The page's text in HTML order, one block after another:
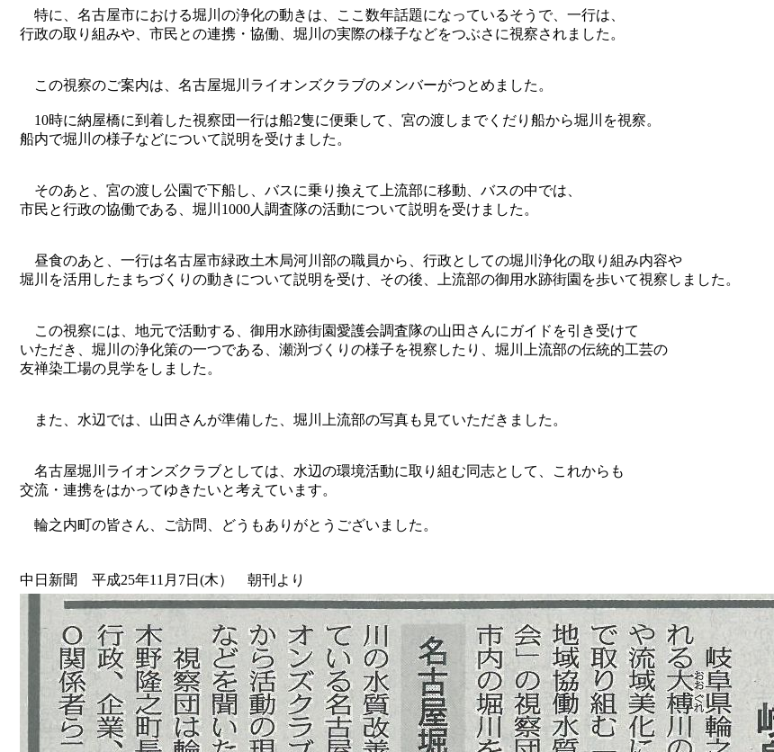
特に、名古屋市における堀川の浄化の動きは、ここ数年話題になっているそうで、一行は、
行政の取り組みや、市民との連携・協働、堀川の実際の様子などをつぶさに視察されました。
この視察のご案内は、名古屋堀川ライオンズクラブのメンバーがつとめました。
10時に納屋橋に到着した視察団一行は船2隻に便乗して、宮の渡しまでくだり船から堀川を視察。
船内で堀川の様子などについて説明を受けました。
そのあと、宮の渡し公園で下船し、バスに乗り換えて上流部に移動、バスの中では、
市民と行政の協働である、堀川1000人調査隊の活動について説明を受けました。
昼食のあと、一行は名古屋市緑政土木局河川部の職員から、行政としての堀川浄化の取り組み内容や
堀川を活用したまちづくりの動きについて説明を受け、その後、上流部の御用水跡街園を歩いて視察しました。
この視察には、地元で活動する、御用水跡街園愛護会調査隊の山田さんにガイドを引き受けて
いただき、堀川の浄化策の一つである、瀬渕づくりの様子を視察したり、堀川上流部の伝統的工芸の
友禅染工場の見学をしました。
また、水辺では、山田さんが準備した、堀川上流部の写真も見ていただきました。
名古屋堀川ライオンズクラブとしては、水辺の環境活動に取り組む同志として、これからも
交流・連携をはかってゆきたいと考えています。
輪之内町の皆さん、ご訪問、どうもありがとうございました。
中日新聞 平成25年11月7日(木） 朝刊より